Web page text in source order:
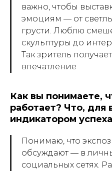
важно, чтобы
эмоциям — от
грусти. Люблю
скульптуры до
Так зритель
впечатление
Как вы понимаете,
работает? Что, для
индикатором
Понимаю, что
обсуждают — в
социальных сетях.